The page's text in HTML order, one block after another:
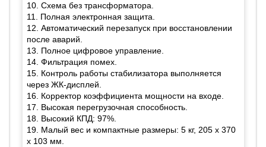
10. Схема без трансформатора.
11. Полная электронная защита.
12. Автоматический перезапуск при восстановлении
после аварий.
13. Полное цифровое управление.
14. Фильтрация помех.
15. Контроль работы стабилизатора выполняется
через ЖК-дисплей.
16. Корректор коэффициента мощности на входе.
17. Высокая перегрузочная способность.
18. Высокий КПД: 97%.
19. Малый вес и компактные размеры: 5 кг, 205 х 370
х 103 мм.